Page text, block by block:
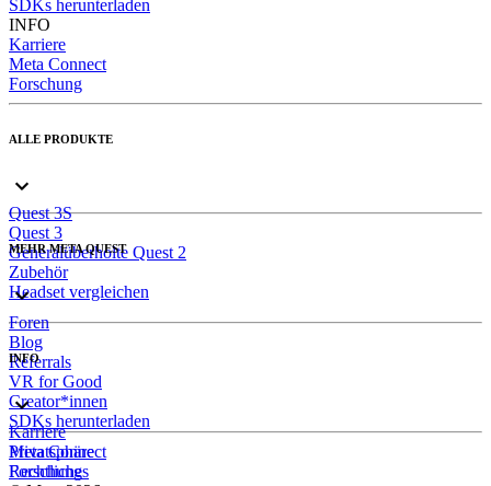
SDKs herunterladen
INFO
Karriere
Meta Connect
Forschung
ALLE PRODUKTE
Quest 3S
Quest 3
Generalüberholte Quest 2
Zubehör
Headset vergleichen
MEHR META QUEST
Foren
Blog
Referrals
VR for Good
Creator*innen
SDKs herunterladen
INFO
Karriere
Meta Connect
Forschung
Privatsphäre
Rechtliches